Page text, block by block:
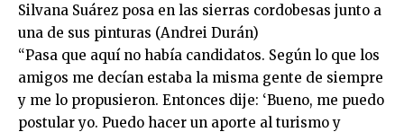
Silvana Suárez posa en las sierras cordobesas junto a
una de sus pinturas (Andrei Durán)
“Pasa que aquí no había candidatos. Según lo que los
amigos me decían estaba la misma gente de siempre
y me lo propusieron. Entonces dije: ‘Bueno, me puedo
postular yo. Puedo hacer un aporte al turismo y